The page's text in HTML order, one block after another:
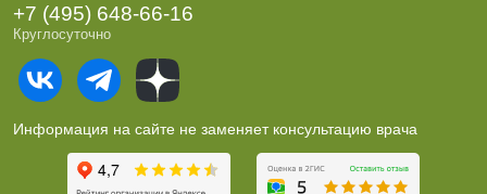
+7 (495) 648-66-16
Круглосуточно
Информация на сайте не заменяет консультацию врача